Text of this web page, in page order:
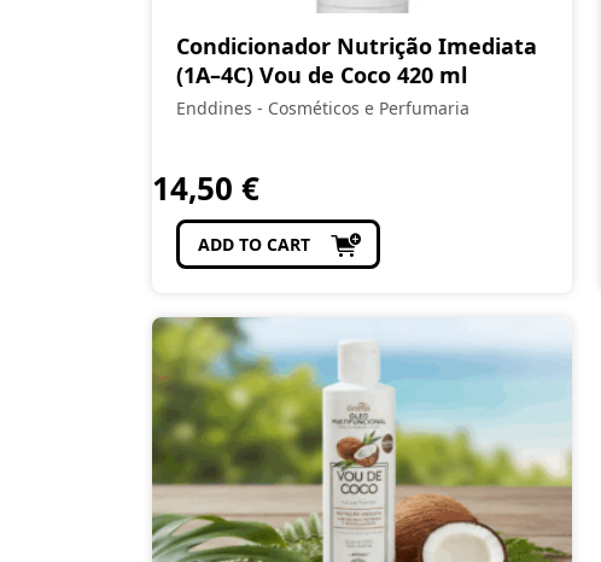
Condicionador Nutrição Imediata
(1A–4C) Vou de Coco 420 ml
Enddines - Cosméticos e Perfumaria
14,50 €
ADD TO CART